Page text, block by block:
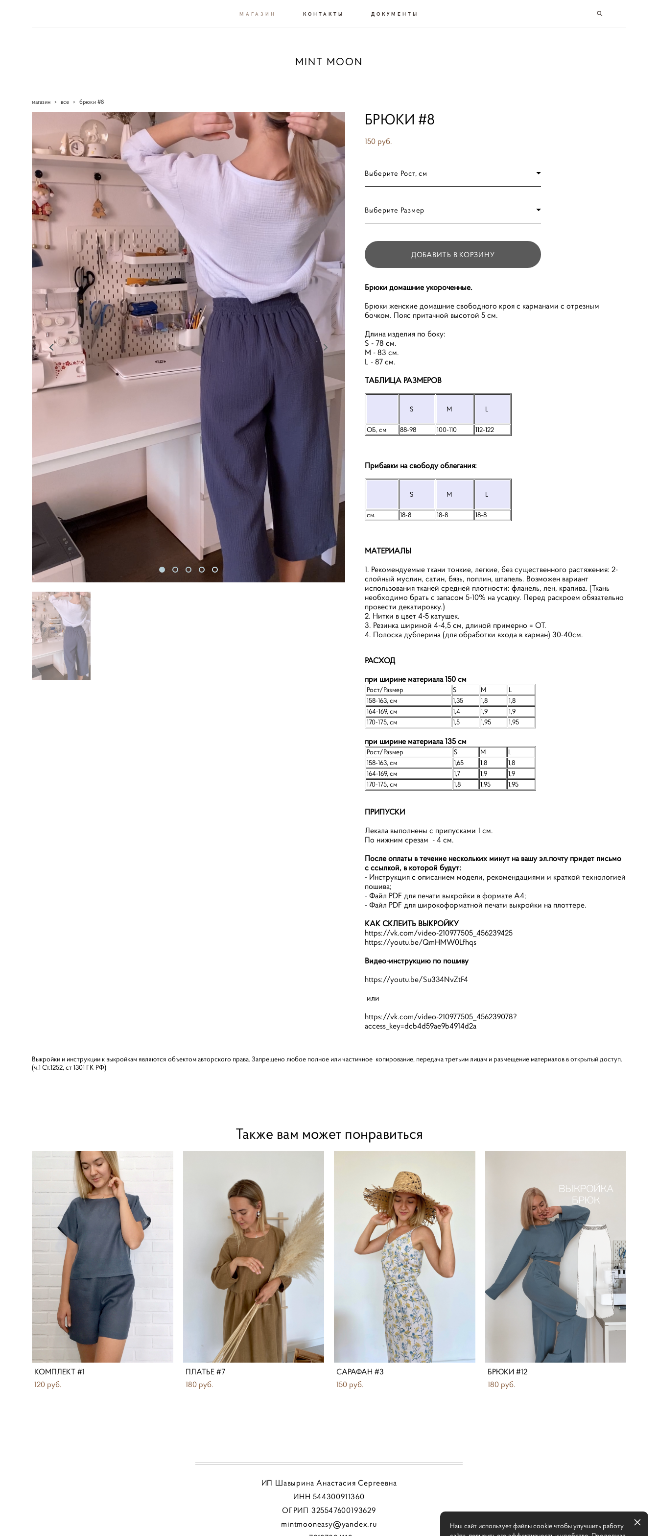
МАГАЗИН КОНТАКТЫ ДОКУМЕНТЫ
MINT MOON
магазин > все > брюки #8
БРЮКИ #8
150 pуб.
Выберите Рост, см
Выберите Размер
ДОБАВИТЬ В КОРЗИНУ
Брюки домашние укороченные.
Брюки женские домашние свободного кроя с карманами с отрезным
бочком. Пояс притачной высотой 5 см.
Длина изделия по боку:
S - 78 см.
M - 83 см.
L - 87 см.
ТАБЛИЦА РАЗМЕРОВ
S M L
ОБ, см 88-98 100-110 112-122
Прибавки на свободу облегания:
S M L
см. 18-8 18-8 18-8
МАТЕРИАЛЫ
1. Рекомендуемые ткани тонкие, легкие, без существенного растяжения: 2-
слойный муслин, сатин, бязь, поплин, штапель. Возможен вариант
использования тканей средней плотности: фланель, лен, крапива. (Ткань
необходимо брать с запасом 5-10% на усадку. Перед раскроем обязательно
провести декатировку.)
2. Нитки в цвет 4-5 катушек.
3. Резинка шириной 4-4,5 см, длиной примерно = ОТ.
4. Полоска дублерина (для обработки входа в карман) 30-40см.
РАСХОД
при ширине материала 150 см
Рост/Размер S M
L
158-163, см
1,35 1,8
1,8
164-169, см
1,4 1,9
1,9
170-175, см
1,5 1,95 1,95
при ширине материала 135 см
Рост/Размер S M
L
158-163, см
1,65 1,8
1,8
164-169, см
1,7 1,9
1,9
170-175, см
1,8 1,95 1,95
ПРИПУСКИ
Лекала выполнены с припусками 1 см.
По нижним срезам - 4 см.
После оплаты в течение нескольких минут на вашу эл.почту придет письмо
с ссылкой, в которой будут:
- Инструкция с описанием модели, рекомендациями и краткой технологией
пошива;
- Файл PDF для печати выкройки в формате А4;
- Файл PDF для широкоформатной печати выкройки на плоттере.
КАК СКЛЕИТЬ ВЫКРОЙКУ
https://vk.com/video-210977505_456239425
https://youtu.be/QmHMW0Lfhqs
Видео-инструкцию по пошиву
https://youtu.be/Su334NvZtF4
или
https://vk.com/video-210977505_456239078?
access_key=dcb4d59ae9b4914d2a
Выкройки и инструкции к выкройкам являются объектом авторского права. Запрещено любое полное или частичное копирование, передача третьим лицам и размещение материалов в открытый доступ.
(ч.1 Ст.1252, ст 1301 ГК РФ)
Также вам может понравиться
КОМПЛЕКТ #1
120 pуб.
ПЛАТЬЕ #7
180 pуб.
САРАФАН #3
150 pуб.
БРЮКИ #12
180 pуб.
ИП Шавырина Анастасия Сергеевна
ИНН 544300911360
ОГРИП 325547600193629
mintmooneasy@yandex.ru
Наш сайт использует файлы cookie чтобы улучшить работу